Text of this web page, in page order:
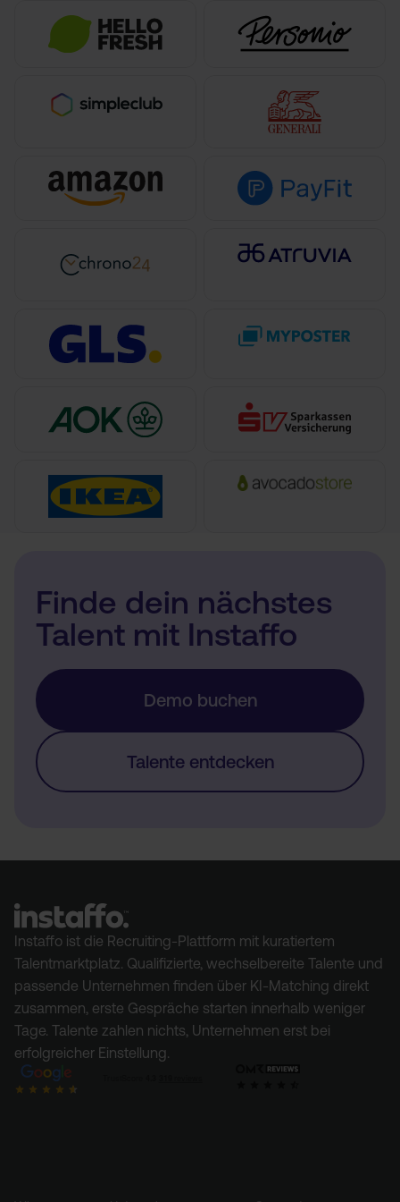
Finde dein nächstes
Talent mit Instaffo
Demo buchen
Talente entdecken
Instaffo ist die Recruiting-Plattform mit kuratiertem
Talentmarktplatz. Qualifizierte, wechselbereite Talente und
passende Unternehmen finden über KI-Matching direkt
zusammen, erste Gespräche starten innerhalb weniger
Tage. Talente zahlen nichts, Unternehmen erst bei
erfolgreicher Einstellung.